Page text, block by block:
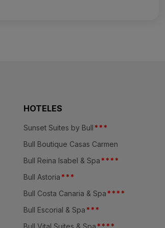
HOTELES
Sunset Suites by Bull * * *
Bull Boutique Casas Carmen
Bull Reina Isabel & Spa * * * *
Bull Astoria * * *
Bull Costa Canaria & Spa * * * *
Bull Escorial & Spa * * *
Bull Vital Suites & Spa * * * *